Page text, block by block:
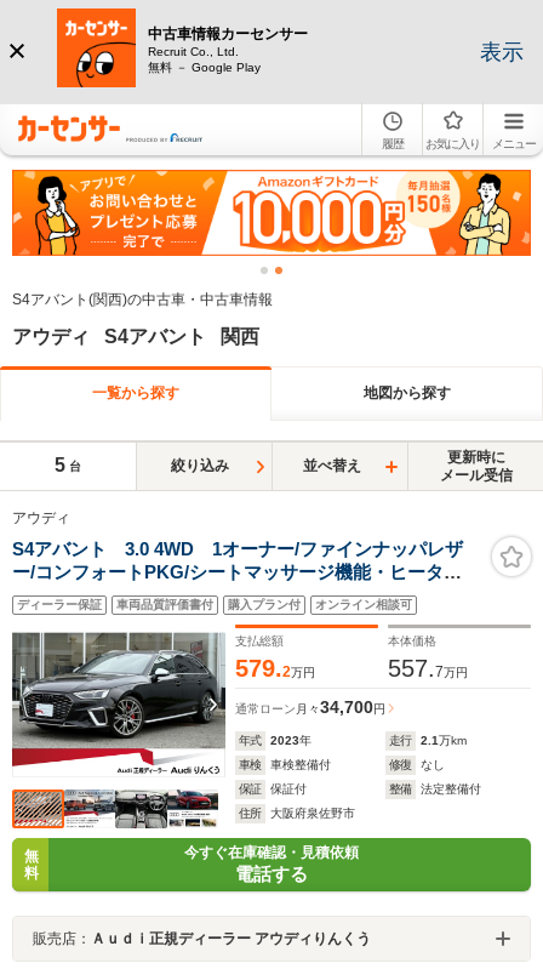
中古車情報カーセンサー
Recruit Co., Ltd.
無料 － Google Play
表示
履歴 お気に入り メニュー
S4アバント(関西)の中古車・中古車情報
アウディ S4アバント 関西
一覧から探す 地図から探す
5 台 絞り込み 並べ替え
更新時に
メール受信
アウディ
S4アバント 3.0 4WD 1オーナー/ファインナッパレザ
ー/コンフォートPKG/シートマッサージ機能・ヒータ
ー/360度カメラ/マトリクスLEDライト/ACC/ATテールゲ
ート/プライバシーガラス/マルチカラーアンビエントライ
ト/認定中古車
ディーラー保証 車両品質評価書付 購入プラン付 オンライン相談可
支払総額
579.2万円
本体価格
557.7万円
通常ローン 月々34,700円
年式 2023年 走行 2.1万km
車検
車検整備付 修復
なし
保証
保証付 整備
法定整備付
住所
大阪府泉佐野市
無
料
今すぐ在庫確認・見積依頼
電話する
販売店： Ａｕｄｉ正規ディーラー アウディりんくう